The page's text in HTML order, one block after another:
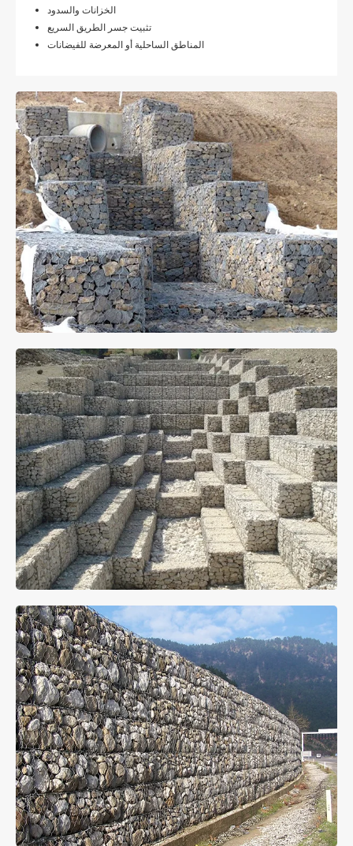
الخزانات والسدود
تثبيت جسر الطريق السريع
المناطق الساحلية أو المعرضة للفيضانات